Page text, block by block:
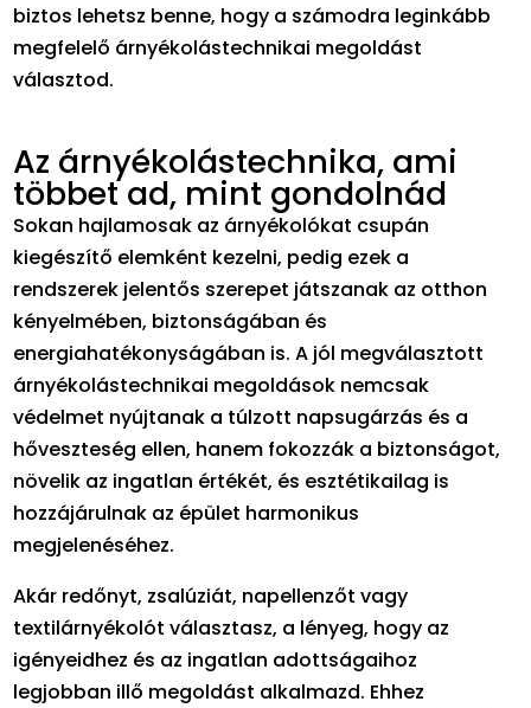
biztos lehetsz benne, hogy a számodra leginkább
megfelelő árnyékolástechnikai megoldást
választod.
Az árnyékolástechnika, ami
többet ad, mint gondolnád
Sokan hajlamosak az árnyékolókat csupán
kiegészítő elemként kezelni, pedig ezek a
rendszerek jelentős szerepet játszanak az otthon
kényelmében, biztonságában és
energiahatékonyságában is. A jól megválasztott
árnyékolástechnikai megoldások nemcsak
védelmet nyújtanak a túlzott napsugárzás és a
hőveszteség ellen, hanem fokozzák a biztonságot,
növelik az ingatlan értékét, és esztétikailag is
hozzájárulnak az épület harmonikus
megjelenéséhez.
Akár redőnyt, zsalúziát, napellenzőt vagy
textilárnyékolót választasz, a lényeg, hogy az
igényeidhez és az ingatlan adottságaihoz
legjobban illő megoldást alkalmazd. Ehhez